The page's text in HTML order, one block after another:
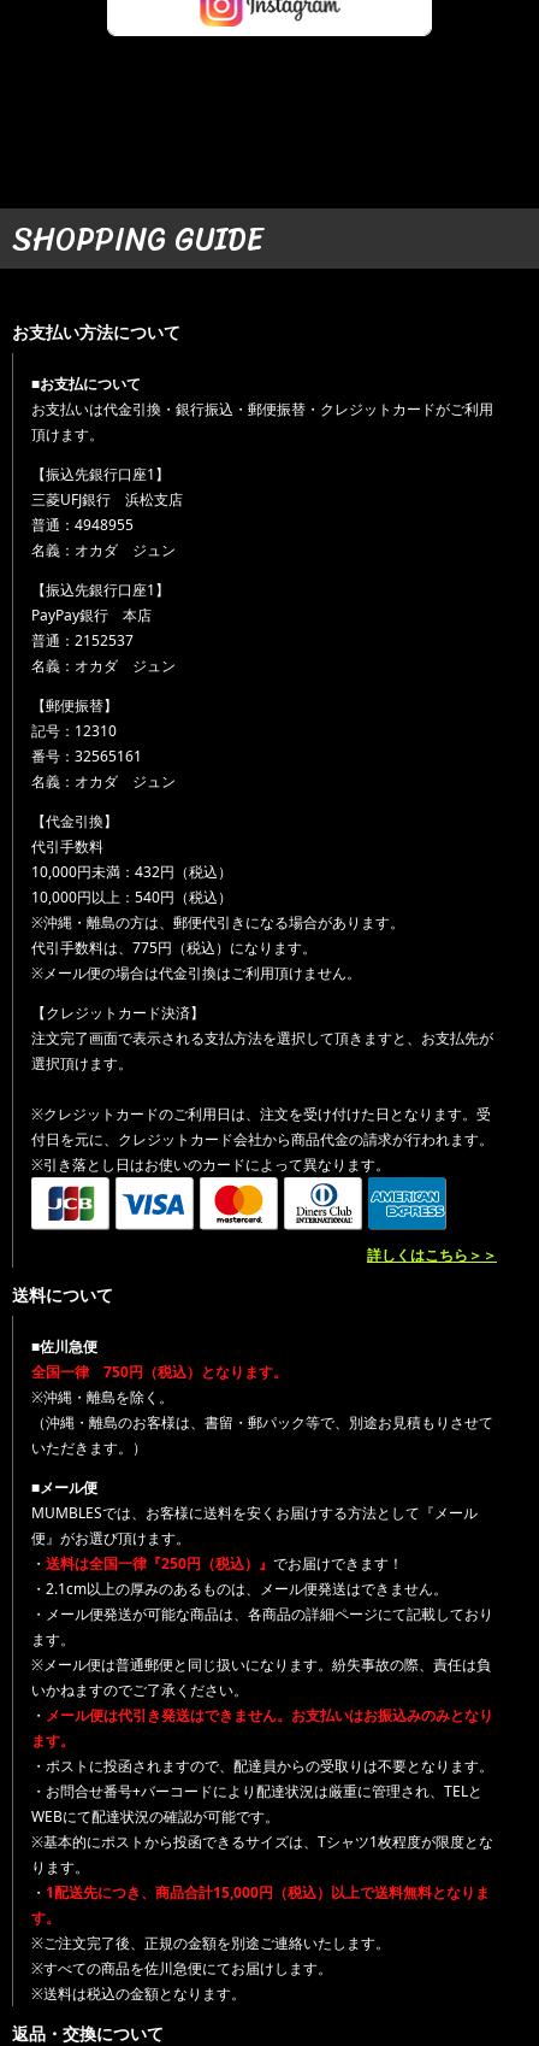
SHOPPING GUIDE
お支払い方法について
■お支払について
お支払いは代金引換・銀行振込・郵便振替・クレジットカードがご利用
頂けます。
【振込先銀行口座1】
三菱UFJ銀行 浜松支店
普通：4948955
名義：オカダ ジュン
【振込先銀行口座1】
PayPay銀行 本店
普通：2152537
名義：オカダ ジュン
【郵便振替】
記号：12310
番号：32565161
名義：オカダ ジュン
【代金引換】
代引手数料
10,000円未満：432円（税込）
10,000円以上：540円（税込）
※沖縄・離島の方は、郵便代引きになる場合があります。
代引手数料は、775円（税込）になります。
※メール便の場合は代金引換はご利用頂けません。
【クレジットカード決済】
注文完了画面で表示される支払方法を選択して頂きますと、お支払先が
選択頂けます。
※クレジットカードのご利用日は、注文を受け付けた日となります。受
付日を元に、クレジットカード会社から商品代金の請求が行われます。
※引き落とし日はお使いのカードによって異なります。
詳しくはこちら＞＞
送料について
■佐川急便
全国一律 750円（税込）となります。
※沖縄・離島を除く。
（沖縄・離島のお客様は、書留・郵パック等で、別途お見積もりさせて
いただきます。）
■メール便
MUMBLESでは、お客様に送料を安くお届けする方法として『メール
便』がお選び頂けます。
・ 送料は全国一律『250円（税込）』 でお届けできます！
・2.1cm以上の厚みのあるものは、メール便発送はできません。
・メール便発送が可能な商品は、各商品の詳細ページにて記載しており
ます。
※メール便は普通郵便と同じ扱いになります。紛失事故の際、責任は負
いかねますのでご了承ください。
・ メール便は代引き発送はできません。お支払いはお振込みのみとなり
ます。
・ポストに投函されますので、配達員からの受取りは不要となります。
・お問合せ番号+バーコードにより配達状況は厳重に管理され、TELと
WEBにて配達状況の確認が可能です。
※基本的にポストから投函できるサイズは、Tシャツ1枚程度が限度とな
ります。
・ 1配送先につき、商品合計15,000円（税込）以上で送料無料となりま
す。
※ご注文完了後、正規の金額を別途ご連絡いたします。
※すべての商品を佐川急便にてお届けします。
※送料は税込の金額となります。
返品・交換について